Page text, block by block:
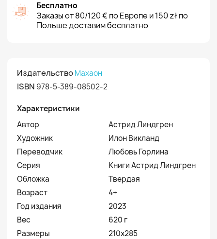
Бесплатно
Заказы от 80/120 € по Европе и 150 zł по
Польше доставим бесплатно
ИздательствоМахаон
ISBN 978-5-389-08502-2
Характеристики
Автор
Астрид Линдгрен
Художник
Илон Викланд
Переводчик
Любовь Горлина
Серия
Книги Астрид Линдгрен
Обложка
Твердая
Возраст
4+
Год издания
2023
Вес
620 г
Размеры
210х285